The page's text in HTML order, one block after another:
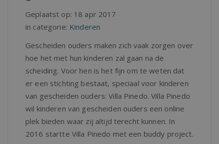
Geplaatst op: 18 apr 2017
in categorie: Kinderen
Gescheiden ouders maken zich vaak zorgen over
hoe het met hun kinderen zal gaan na de
scheiding. Voor hen is het fijn om te weten dat
er een stichting bestaat, speciaal voor kinderen
van gescheiden ouders: Villa Pinedo. Villa Pinedo
wil kinderen van gescheiden ouders een online
plek bieden waar zij altijd terecht kunnen. In
2016 startte Villa Pinedo met een buddy project.